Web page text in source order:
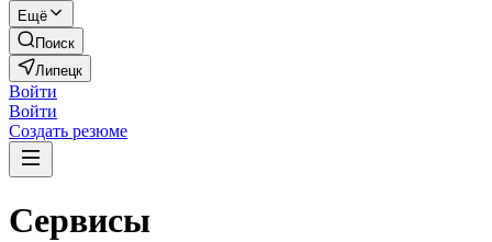
Ещё
Поиск
Липецк
Войти
Войти
Создать резюме
Сервисы